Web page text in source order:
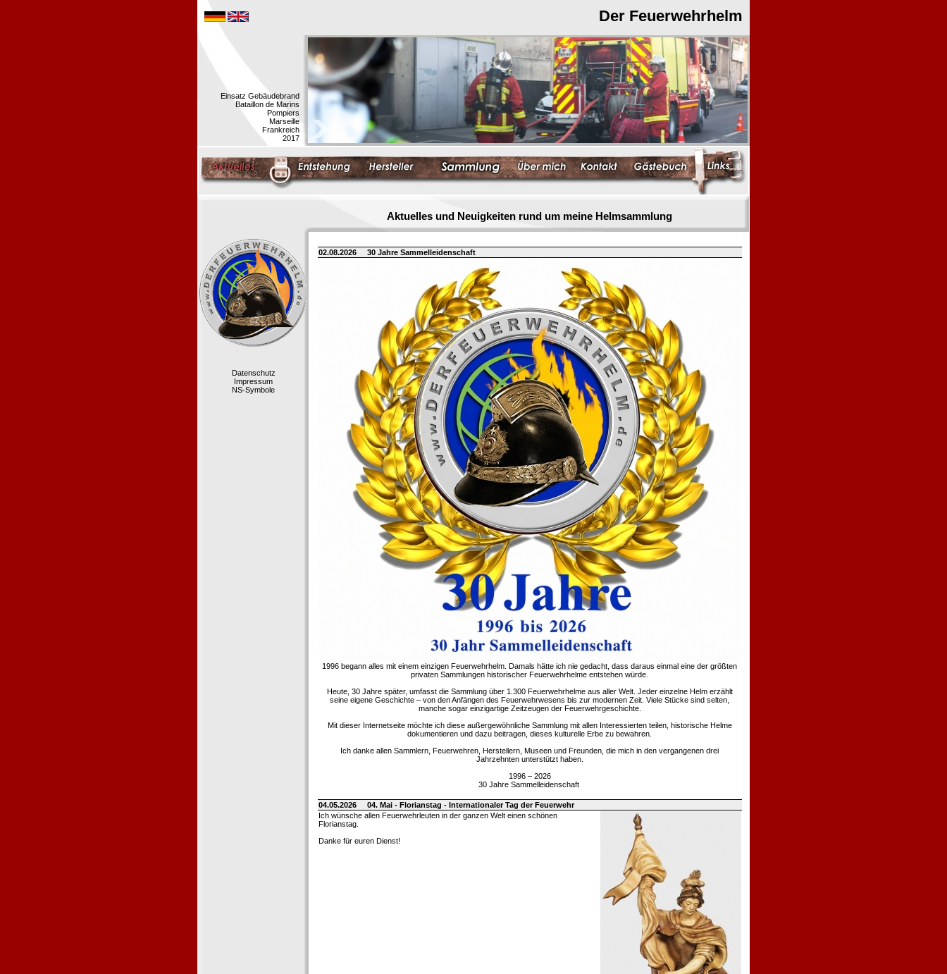
Der Feuerwehrhelm
Einsatz Gebäudebrand
Bataillon de Marins
Pompiers
Marseille
Frankreich
2017
Aktuelles und Neuigkeiten rund um meine Helmsammlung
Datenschutz
Impressum
NS-Symbole
02.08.2026 30 Jahre Sammelleidenschaft
1996 begann alles mit einem einzigen Feuerwehrhelm. Damals hätte ich nie gedacht, dass daraus einmal eine der größten
privaten Sammlungen historischer Feuerwehrhelme entstehen würde.
Heute, 30 Jahre später, umfasst die Sammlung über 1.300 Feuerwehrhelme aus aller Welt. Jeder einzelne Helm erzählt
seine eigene Geschichte – von den Anfängen des Feuerwehrwesens bis zur modernen Zeit. Viele Stücke sind selten,
manche sogar einzigartige Zeitzeugen der Feuerwehrgeschichte.
Mit dieser Internetseite möchte ich diese außergewöhnliche Sammlung mit allen Interessierten teilen, historische Helme
dokumentieren und dazu beitragen, dieses kulturelle Erbe zu bewahren.
Ich danke allen Sammlern, Feuerwehren, Herstellern, Museen und Freunden, die mich in den vergangenen drei
Jahrzehnten unterstützt haben.
1996 – 2026
30 Jahre Sammelleidenschaft
04.05.2026
04. Mai - Florianstag - Internationaler Tag der Feuerwehr
Ich wünsche allen Feuerwehrleuten in der ganzen Welt einen schönen
Florianstag.
Danke für euren Dienst!